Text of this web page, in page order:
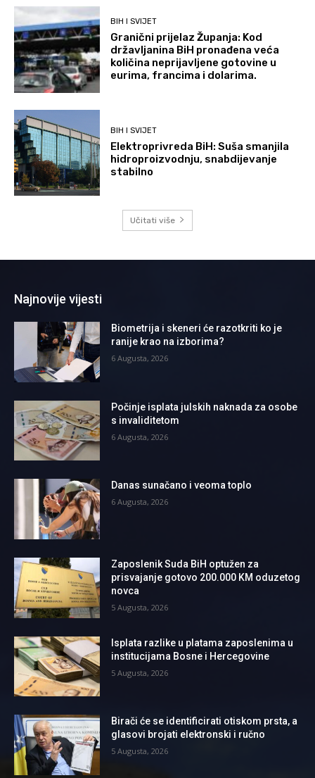
BIH I SVIJET
Granični prijelaz Županja: Kod
državljanina BiH pronađena veća
količina neprijavljene gotovine u
eurima, francima i dolarima.
BIH I SVIJET
Elektroprivreda BiH: Suša smanjila
hidroproizvodnju, snabdijevanje
stabilno
Učitati više
Najnovije vijesti
Biometrija i skeneri će razotkriti ko je
ranije krao na izborima?
6 Augusta, 2026
Počinje isplata julskih naknada za osobe
s invaliditetom
6 Augusta, 2026
Danas sunačano i veoma toplo
6 Augusta, 2026
Zaposlenik Suda BiH optužen za
prisvajanje gotovo 200.000 KM oduzetog
novca
5 Augusta, 2026
Isplata razlike u platama zaposlenima u
institucijama Bosne i Hercegovine
5 Augusta, 2026
Birači će se identificirati otiskom prsta, a
glasovi brojati elektronski i ručno
5 Augusta, 2026